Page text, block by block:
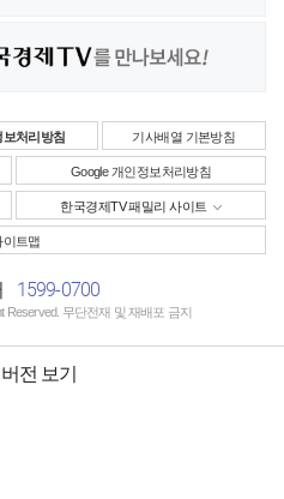
보처리방침 기사배열 기본방침
Google 개인정보처리방침
한국경제TV 패밀리 사이트
이트맵
1599-0700
Reserved. 무단전재 및 재배포 금지
전 보기